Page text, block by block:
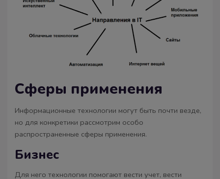
Сферы применения
Информационные технологии могут быть почти везде,
но для конкретики рассмотрим особо
распространенные сферы применения.
Бизнес
Для него технологии помогают вести учет, вести